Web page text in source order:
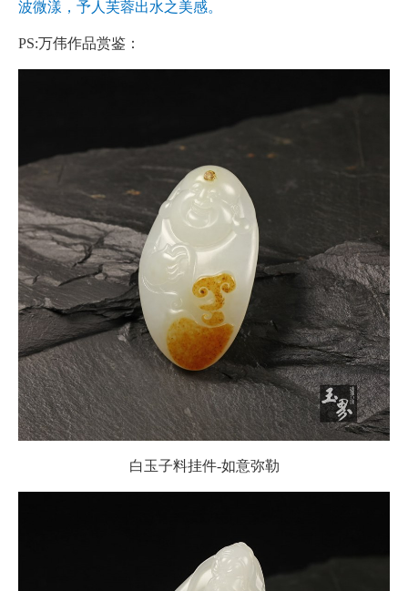
波微漾，予人芙蓉出水之美感。
PS:万伟作品赏鉴：
白玉子料挂件-如意弥勒